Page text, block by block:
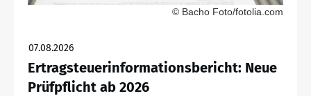
© Bacho Foto/fotolia.com
07.08.2026
Ertragsteuerinformationsbericht: Neue
Prüfpflicht ab 2026